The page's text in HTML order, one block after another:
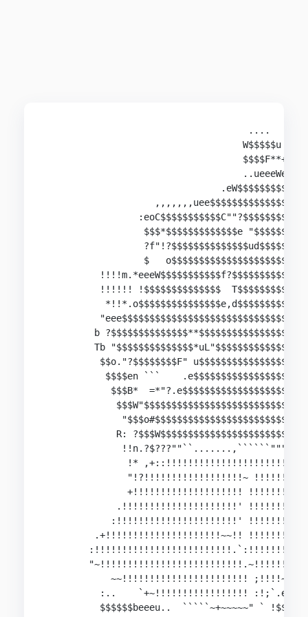
                                     ....
                                    W$$$$$u
$$$$F**+
$$$*$$$$$$$$$$$$$e
$
!!!!!! !$$$$$$$$$$$$$$
b
Tb
$$o."?$$$$$$$$F"
$$$$en ```
$$$B*
R:
!*
"!?!!!!!!!!!!!!!!!!!!~
+!!!!!!!!!!!!!!!!!!!!
.!!!!!!!!!!!!!!!!!!!!!'
:!!!!!!!!!!!!!!!!!!!!!!'
.+!!!!!!!!!!!!!!!!!!!!!~~!!
~~!!!!!!!!!!!!!!!!!!!!!!! ;!!!!~`
:..    `+~!!!!!!!!!!!!!!!!!
$$$$$$beeeu..  `````~+~~~~~" `